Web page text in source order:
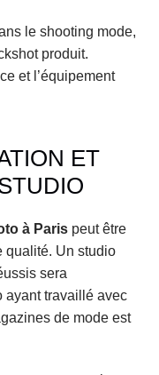
le shooting mode,
produit.
et l’équipement
ET
à Paris peut être
qualité. Un studio
sera
ayant travaillé avec
de mode est